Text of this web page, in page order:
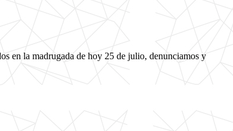
en la madrugada de hoy 25 de julio, denunciamos y